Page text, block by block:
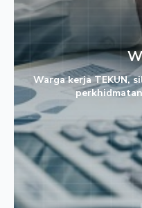
Warga kerja TEKUN,